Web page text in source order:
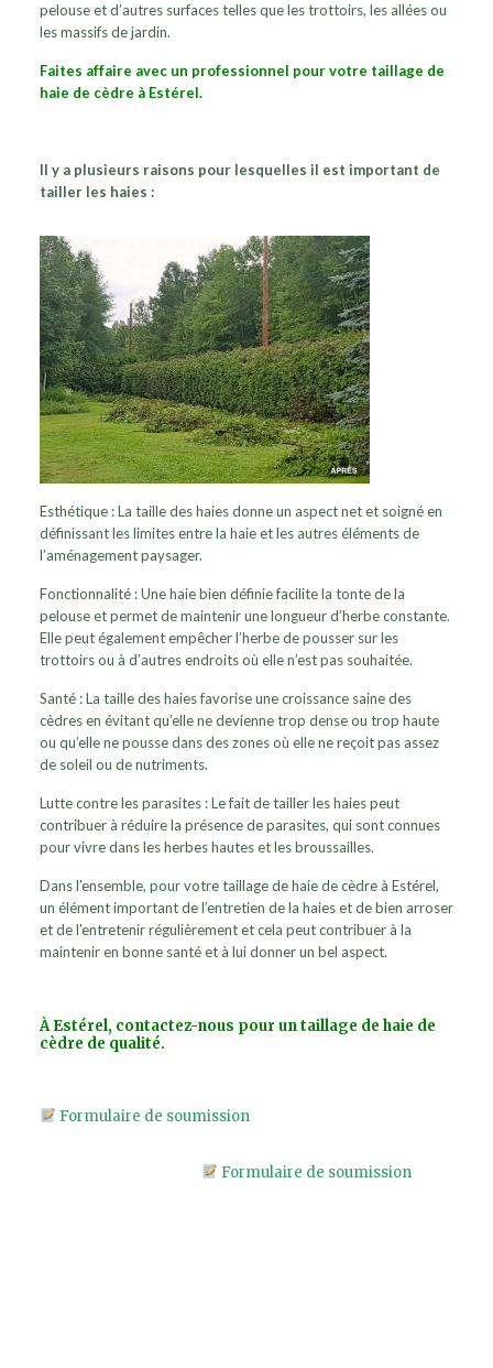
pelouse et d’autres surfaces telles que les trottoirs, les allées ou
les massifs de jardin.
Faites affaire avec un professionnel pour votre taillage de
haie de cèdre à Estérel.
Il y a plusieurs raisons pour lesquelles il est important de
tailler les haies :
Esthétique : La taille des haies donne un aspect net et soigné en
définissant les limites entre la haie et les autres éléments de
l’aménagement paysager.
Fonctionnalité : Une haie bien définie facilite la tonte de la
pelouse et permet de maintenir une longueur d’herbe constante.
Elle peut également empêcher l’herbe de pousser sur les
trottoirs ou à d’autres endroits où elle n’est pas souhaitée.
Santé : La taille des haies favorise une croissance saine des
cèdres en évitant qu’elle ne devienne trop dense ou trop haute
ou qu’elle ne pousse dans des zones où elle ne reçoit pas assez
de soleil ou de nutriments.
Lutte contre les parasites : Le fait de tailler les haies peut
contribuer à réduire la présence de parasites, qui sont connues
pour vivre dans les herbes hautes et les broussailles.
Dans l’ensemble, pour votre taillage de haie de cèdre à Estérel,
un élément important de l’entretien de la haies et de bien arroser
et de l’entretenir régulièrement et cela peut contribuer à la
maintenir en bonne santé et à lui donner un bel aspect.
À Estérel, contactez-nous pour un taillage de haie de
cèdre de qualité.
Formulaire de soumission
Formulaire de soumission